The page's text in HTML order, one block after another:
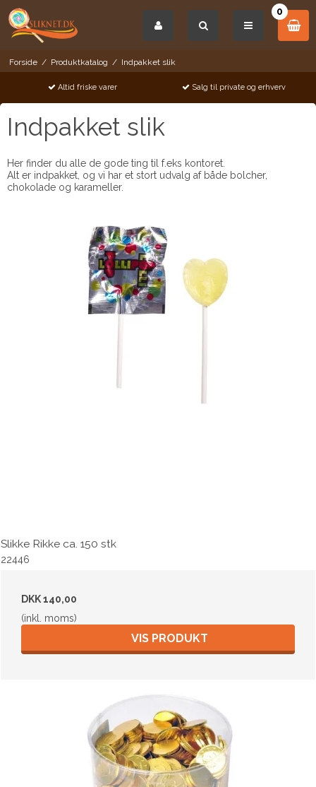
0
Forside / Produktkatalog / Indpakket slik
Altid friske varer Salg til private og erhverv
Indpakket slik
Her finder du alle de gode ting til f.eks kontoret.
Alt er indpakket, og vi har et stort udvalg af både bolcher,
chokolade og karameller.
Slikke Rikke ca. 150 stk
22446
DKK 140,00
(inkl. moms)
VIS PRODUKT